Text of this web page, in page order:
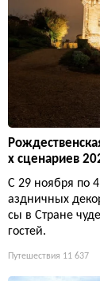
х сценариев
С 29 ноября по
аздничных
сы в Стране
гостей.
Путешествия 11 637